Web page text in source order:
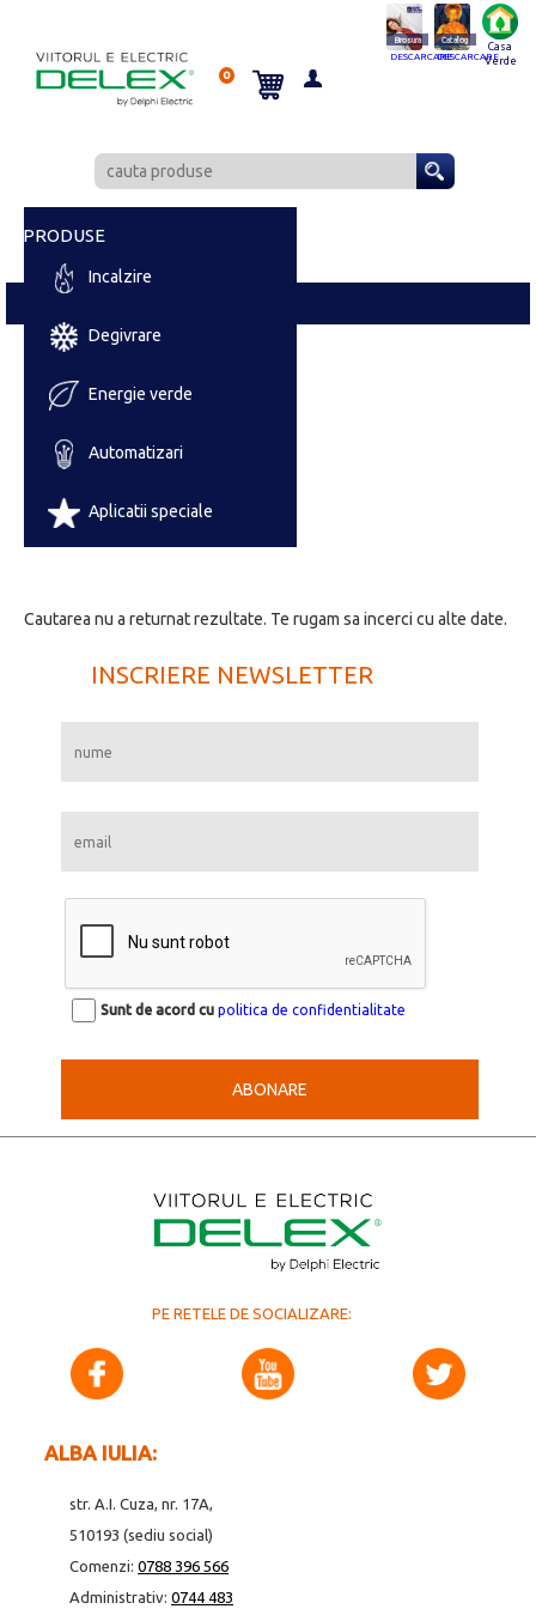
0
Brosura
DESCARCARE
Catalog
DESCARCARE
Casa
Verde
PRODUSE
Incalzire
Degivrare
Energie verde
Automatizari
Aplicatii speciale
Cautarea nu a returnat rezultate. Te rugam sa incerci cu alte date.
INSCRIERE NEWSLETTER
ABONARE
Sunt de acord cu politica de confidentialitate
PE RETELE DE SOCIALIZARE:
ALBA IULIA:
str. A.I. Cuza, nr. 17A,
510193 (sediu social)
Comenzi: 0788 396 566
Administrativ: 0744 483